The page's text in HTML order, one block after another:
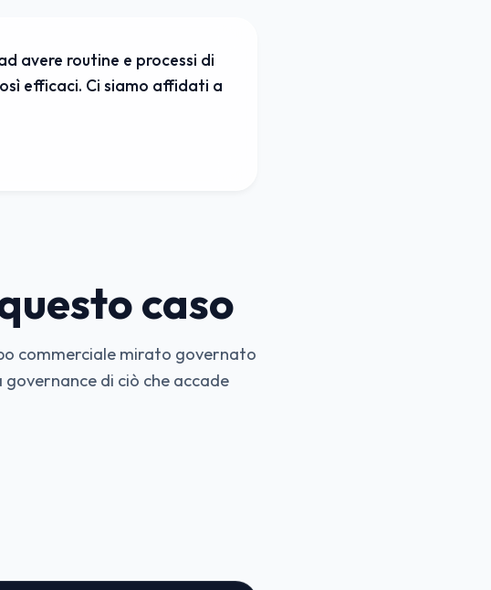
avere routine e processi di
efficaci. Ci siamo affidati a
caso
commerciale mirato governato
di ciò che accade